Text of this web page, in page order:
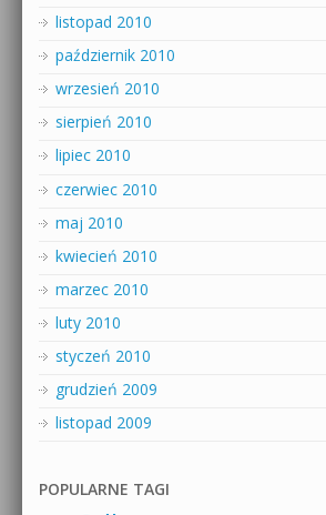
listopad 2010
październik 2010
wrzesień 2010
sierpień 2010
lipiec 2010
czerwiec 2010
maj 2010
kwiecień 2010
marzec 2010
luty 2010
styczeń 2010
grudzień 2009
listopad 2009
POPULARNE TAGI